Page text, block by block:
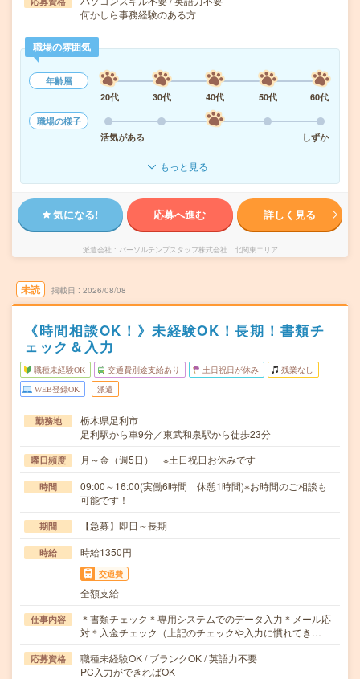
何かしら事務経験のある方
職場の雰囲気
年齢層
20代
30代 40代 50代
60代
職場の様子
活気がある
しずか
もっと見る
気になる! 応募へ進む 詳しく見る
派遣会社 パーソルテンプスタッフ株式会社 北関東エリア
未読 掲載日 2026/08/08
《時間相談OK！》未経験OK！長期！書類チ
ェック＆入力
職種未経験OK 交通費別途支給あり 土日祝日が休み 残業なし
WEB登録OK 派遣
勤務地
栃木県足利市
足利駅から車9分／東武和泉駅から徒歩23分
曜日頻度 月～金（週5日） ※土日祝日お休みです
時間
09:00～16:00(実働6時間 休憩1時間)※お時間のご相談も
可能です！
期間 【急募】即日～長期
時給 時給1350円
交通費
全額支給
仕事内容
＊書類チェック＊専用システムでのデータ入力＊メール応
対＊入金チェック（上記のチェックや入力に慣れてき…
応募資格
職種未経験OK / ブランクOK / 英語力不要
PC入力ができればOK